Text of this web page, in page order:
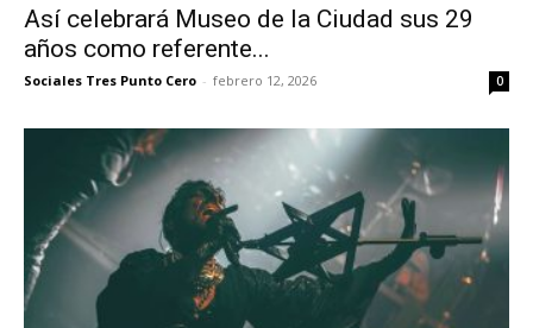
Así celebrará Museo de la Ciudad sus 29
años como referente...
Sociales Tres Punto Cero - febrero 12, 2026 0